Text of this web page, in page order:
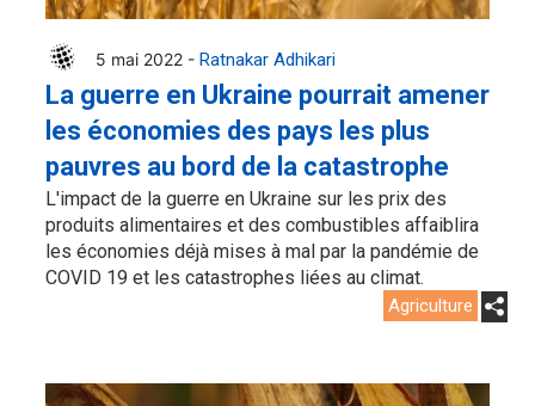
5 mai 2022 - Ratnakar Adhikari
La guerre en Ukraine pourrait amener
les économies des pays les plus
pauvres au bord de la catastrophe
L'impact de la guerre en Ukraine sur les prix des
produits alimentaires et des combustibles affaiblira
les économies déjà mises à mal par la pandémie de
COVID 19 et les catastrophes liées au climat.
Agriculture